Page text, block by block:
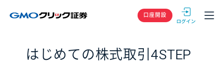
GMOクリック
口座開設
はじめての株式取引 4STEP